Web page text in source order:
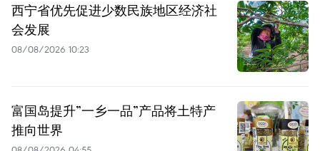
西宁省优先促进少数民族地区经济社
会发展
08/08/2026 10:23
富国岛提升”一乡一品”产品将土特产
推向世界